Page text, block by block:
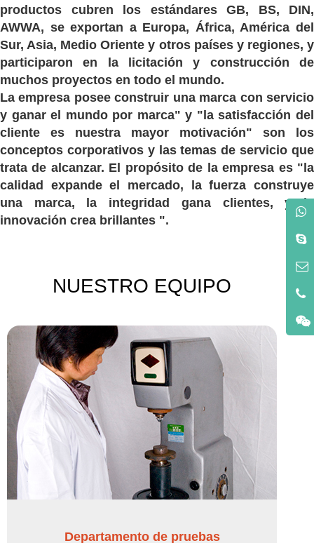
productos cubren los estándares GB, BS, DIN,
AWWA, se exportan a Europa, África, América del
Sur, Asia, Medio Oriente y otros países y regiones, y
participaron en la licitación y construcción de
muchos proyectos en todo el mundo.
La empresa posee construir una marca con servicio
y ganar el mundo por marca" y "la satisfacción del
cliente es nuestra mayor motivación" son los
conceptos corporativos y las temas de servicio que
trata de alcanzar. El propósito de la empresa es "la
calidad expande el mercado, la fuerza construye
una marca, la integridad gana clientes, y la
innovación crea brillantes ".
NUESTRO EQUIPO
Departamento de pruebas